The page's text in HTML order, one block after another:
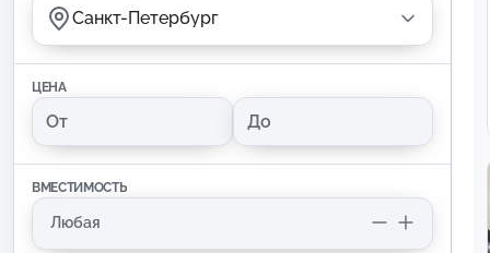
Санкт-Петербург
ЦЕНА
ВМЕСТИМОСТЬ